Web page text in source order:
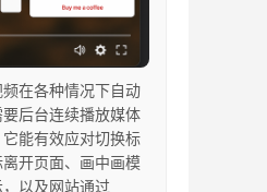
在各种情况下自动
后台连续播放媒体
能有效应对切换标
开页面、画中画模
以及网站通过